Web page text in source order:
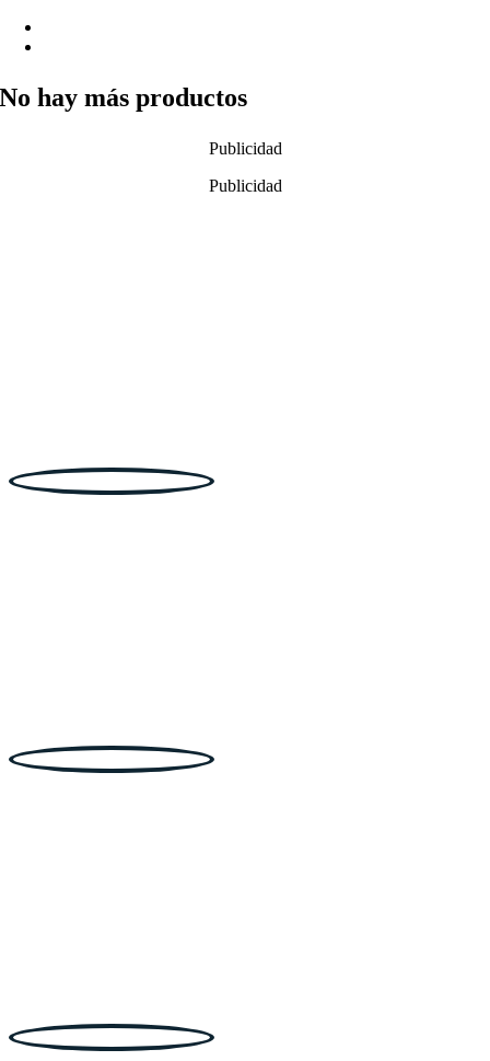
No hay más productos
Publicidad
Publicidad